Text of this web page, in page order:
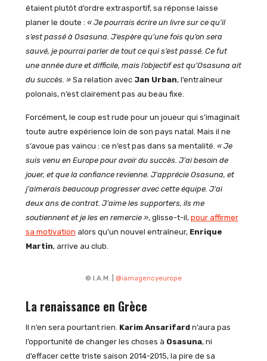
étaient plutôt d’ordre extrasportif, sa réponse laisse
planer le doute : « Je pourrais écrire un livre sur ce qu’il
s’est passé à Osasuna. J’espère qu’une fois qu’on sera
sauvé, je pourrai parler de tout ce qui s’est passé. Ce fut
une année dure et difficile, mais l’objectif est qu’Osasuna ait
du succès. » Sa relation avec Jan Urban, l’entraîneur
polonais, n’est clairement pas au beau fixe.
Forcément, le coup est rude pour un joueur qui s’imaginait
toute autre expérience loin de son pays natal. Mais il ne
s’avoue pas vaincu : ce n’est pas dans sa mentalité. « Je
suis venu en Europe pour avoir du succès. J’ai besoin de
jouer, et que la confiance revienne. J’apprécie Osasuna, et
j’aimerais beaucoup progresser avec cette équipe. J’ai
deux ans de contrat. J’aime les supporters, ils me
soutiennent et je les en remercie », glisse-t-il, pour affirmer
sa motivation alors qu’un nouvel entraîneur, Enrique
Martin, arrive au club.
© I.A.M. | @iamagencyeurope
La renaissance en Grèce
Il n’en sera pourtant rien. Karim Ansarifardn’aura pas
l’opportunité de changer les choses à Osasuna, ni
d’effacer cette triste saison 2014-2015, la pire de sa